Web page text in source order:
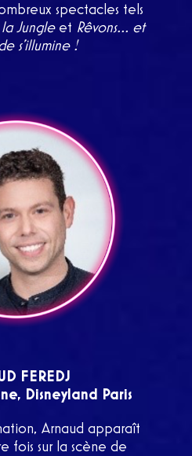
spectacles tels
Jungleet Rêvons… et
s’illumine !
FEREDJ
Disneyland Paris
Arnaud apparaît
fois sur la scène de